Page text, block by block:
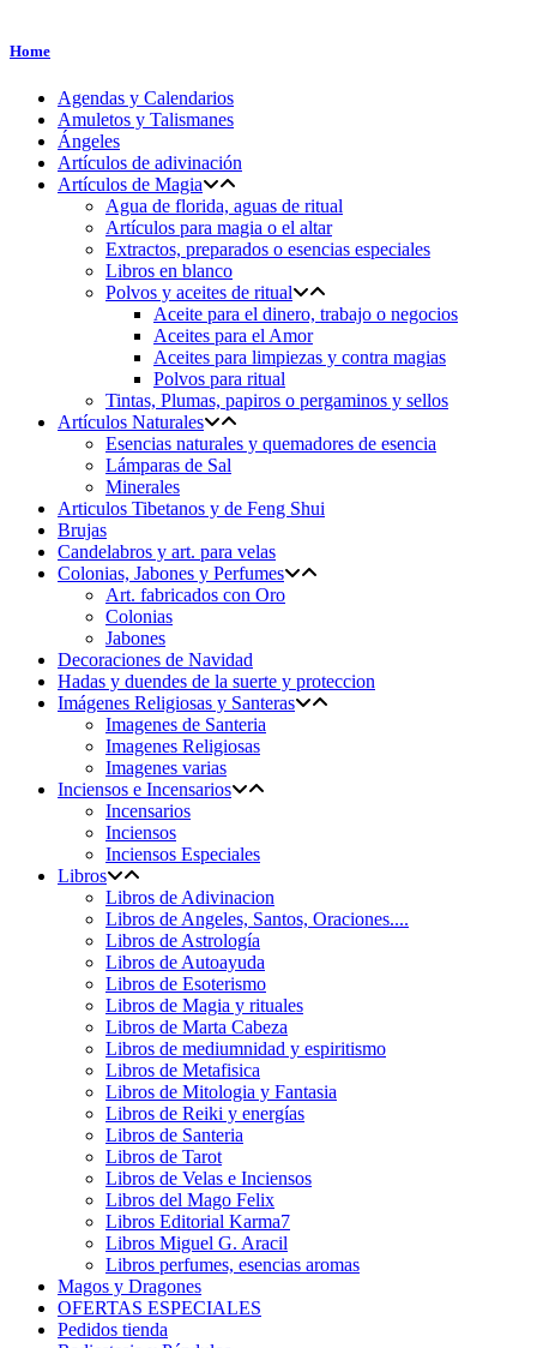
Home
Agendas y Calendarios
Amuletos y Talismanes
Ángeles
Artículos de adivinación
Artículos de Magia
Agua de florida, aguas de ritual
Artículos para magia o el altar
Extractos, preparados o esencias especiales
Libros en blanco
Polvos y aceites de ritual
Aceite para el dinero, trabajo o negocios
Aceites para el Amor
Aceites para limpiezas y contra magias
Polvos para ritual
Tintas, Plumas, papiros o pergaminos y sellos
Artículos Naturales
Esencias naturales y quemadores de esencia
Lámparas de Sal
Minerales
Articulos Tibetanos y de Feng Shui
Brujas
Candelabros y art. para velas
Colonias, Jabones y Perfumes
Art. fabricados con Oro
Colonias
Jabones
Decoraciones de Navidad
Hadas y duendes de la suerte y proteccion
Imágenes Religiosas y Santeras
Imagenes de Santeria
Imagenes Religiosas
Imagenes varias
Inciensos e Incensarios
Incensarios
Inciensos
Inciensos Especiales
Libros
Libros de Adivinacion
Libros de Angeles, Santos, Oraciones....
Libros de Astrología
Libros de Autoayuda
Libros de Esoterismo
Libros de Magia y rituales
Libros de Marta Cabeza
Libros de mediumnidad y espiritismo
Libros de Metafisica
Libros de Mitologia y Fantasia
Libros de Reiki y energías
Libros de Santeria
Libros de Tarot
Libros de Velas e Inciensos
Libros del Mago Felix
Libros Editorial Karma7
Libros Miguel G. Aracil
Libros perfumes, esencias aromas
Magos y Dragones
OFERTAS ESPECIALES
Pedidos tienda